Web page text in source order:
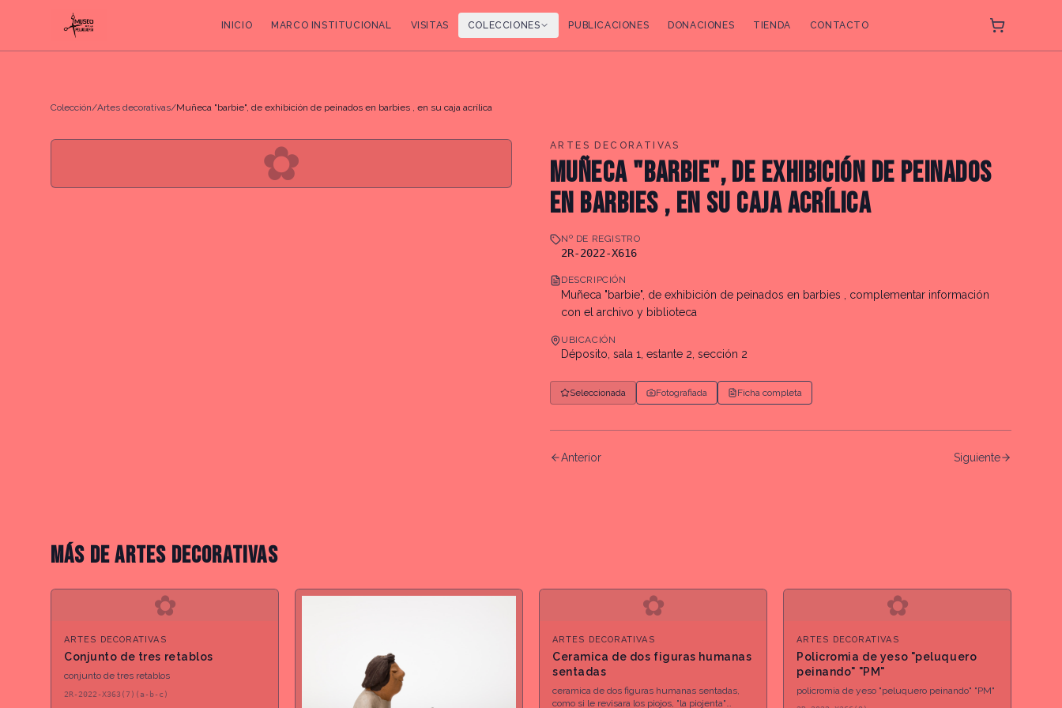
INICIO MARCO INSTITUCIONAL VISITAS COLECCIONES PUBLICACIONES DONACIONES TIENDA CONTACTO
Colección/Artes decorativas/Muñeca "barbie", de exhibición de peinados en barbies , en su caja acrílica
✿ ARTES DECORATIVAS
MUÑECA "BARBIE", DE EXHIBICIÓN DE PEINADOS
EN BARBIES , EN SU CAJA ACRÍLICA
Nº DE REGISTRO
2R-2022-X616
DESCRIPCIÓN
Muñeca "barbie", de exhibición de peinados en barbies , complementar información
con el archivo y biblioteca
UBICACIÓN
Déposito, sala 1, estante 2, sección 2
Seleccionada Fotografiada Ficha completa
Anterior Siguiente
MÁS DEARTES DECORATIVAS
✿
ARTES DECORATIVAS
Conjunto de tres retablos
conjunto de tres retablos
2R-2022-X363(7)(a-b-c)
✿
ARTES DECORATIVAS
Ceramica de dos figuras humanas
sentadas
ceramica de dos figuras humanas sentadas,
como si le revisara los piojos, "la piojenta"
✿
ARTES DECORATIVAS
Policromia de yeso "peluquero
peinando" "PM"
policromia de yeso "peluquero peinando" "PM"